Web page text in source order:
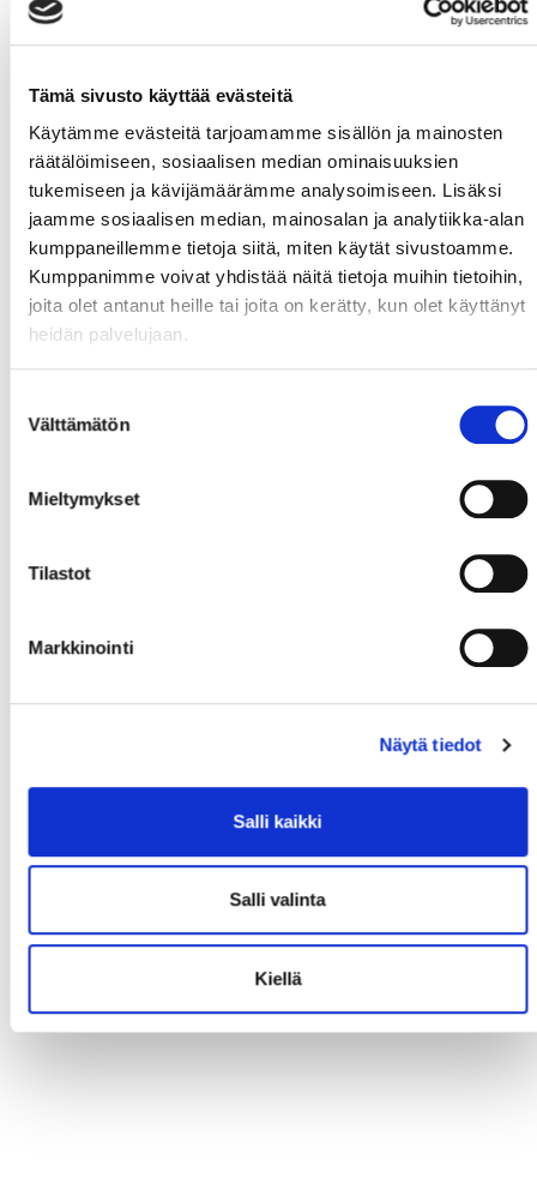
Tämä sivusto käyttää evästeitä
Käytämme evästeitä tarjoamamme sisällön ja mainosten
räätälöimiseen, sosiaalisen median ominaisuuksien
tukemiseen ja kävijämäärämme analysoimiseen. Lisäksi
jaamme sosiaalisen median, mainosalan ja analytiikka-alan
kumppaneillemme tietoja siitä, miten käytät sivustoamme.
Kumppanimme voivat yhdistää näitä tietoja muihin tietoihin,
joita olet antanut heille tai joita on kerätty, kun olet käyttänyt
heidän palvelujaan.
valinta
Välttämätön
Mieltymykset
Tilastot
Markkinointi
Näytä tiedot
Salli kaikki
Salli valinta
Kiellä